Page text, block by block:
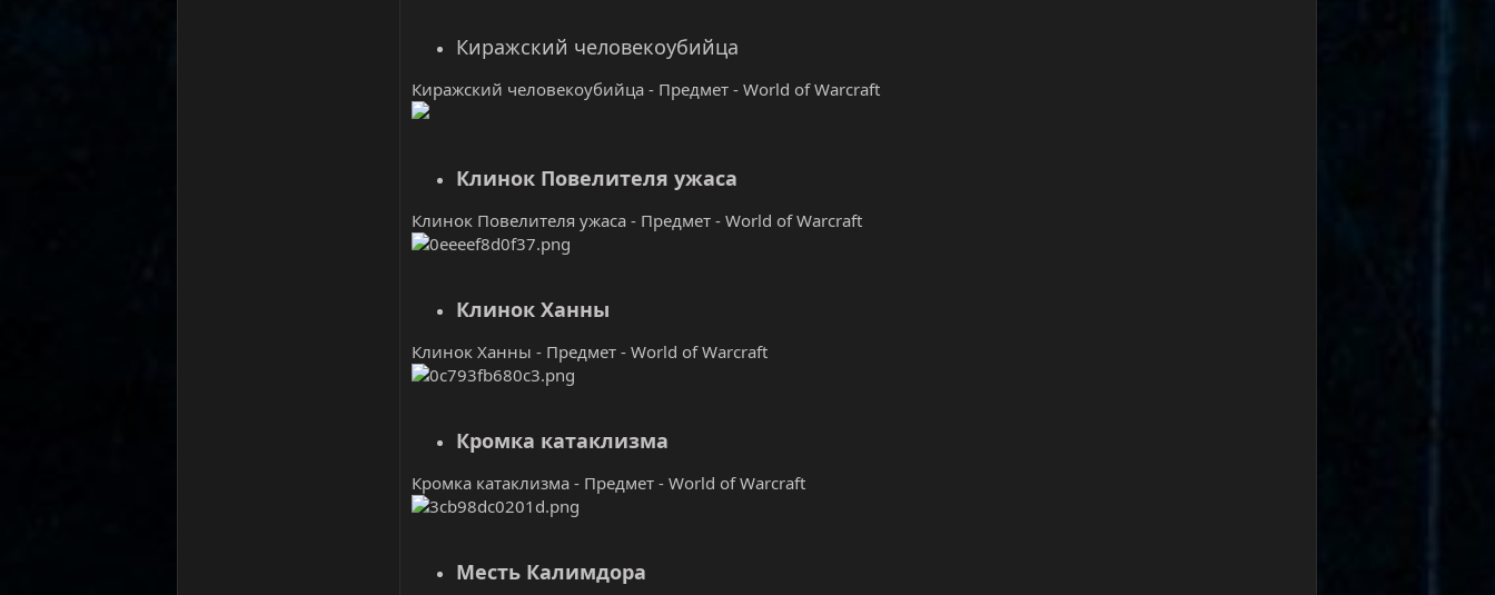
Киражский человекоубийца
Киражский человекоубийца - Предмет - World of Warcraft
Клинок Повелителя ужаса
Клинок Повелителя ужаса - Предмет - World of Warcraft
Клинок Ханны
Клинок Ханны - Предмет - World of Warcraft
Кромка катаклизма
Кромка катаклизма - Предмет - World of Warcraft
Месть Калимдора